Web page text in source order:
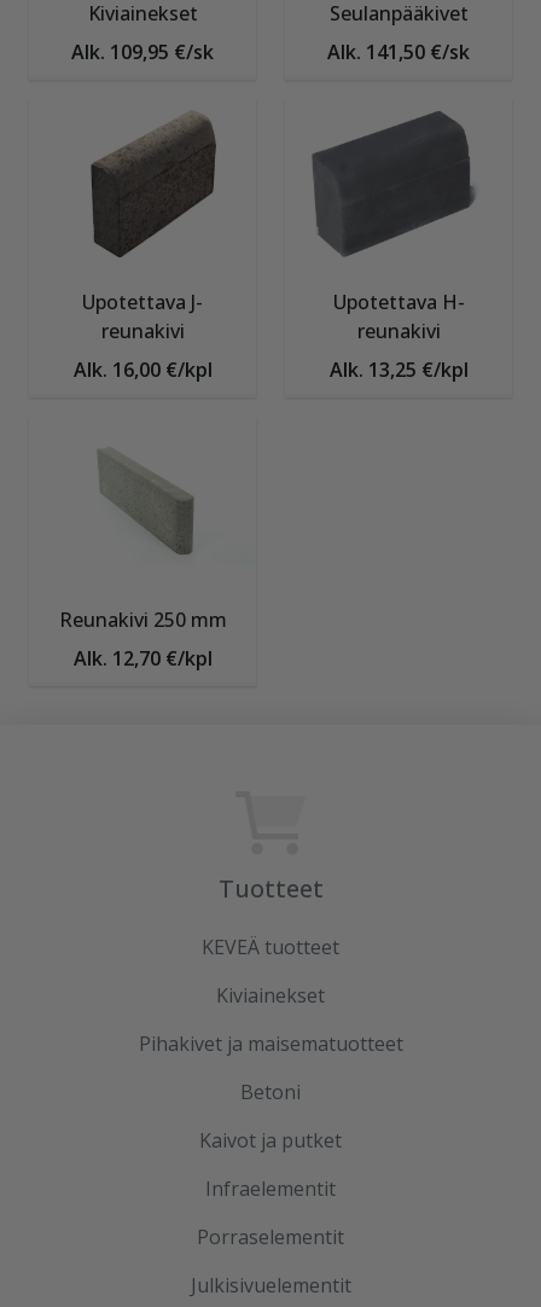
Kiviainekset
Alk. 109,95 €/sk
Seulanpääkivet
Alk. 141,50 €/sk
Upotettava J-
reunakivi
Alk. 16,00 €/kpl
Upotettava H-
reunakivi
Alk. 13,25 €/kpl
Reunakivi 250 mm
Alk. 12,70 €/kpl
Tuotteet
KEVEÄ tuotteet
Kiviainekset
Pihakivet ja maisematuotteet
Betoni
Kaivot ja putket
Infraelementit
Porraselementit
Julkisivuelementit